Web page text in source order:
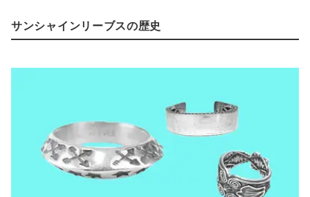
サンシャインリーブスの歴史